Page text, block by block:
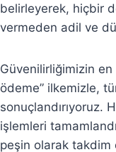
belirleyerek, hiçbir
vermeden adil ve
Güvenilirliğimizin en
ödeme” ilkemizle,
sonuçlandırıyoruz.
işlemleri
peşin olarak takdim